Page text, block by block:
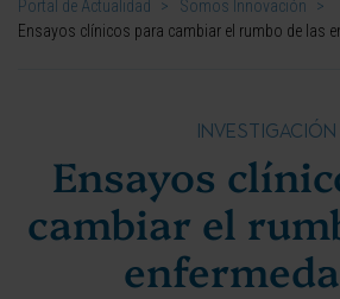
Portal de Actualidad > Somos Innovación
>
Ensayos clínicos para cambiar el rumbo de las
INVESTIGACIÓN
Ensayos
cambiar el